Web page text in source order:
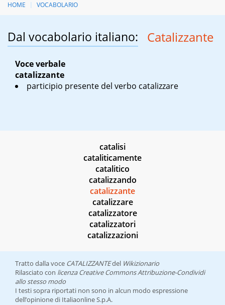
HOME VOCABOLARIO
Dal vocabolario italiano: Catalizzante
Voce verbale
catalizzante
participio presente del verbo catalizzare
catalisi
cataliticamente
catalitico
catalizzando
catalizzante
catalizzare
catalizzatore
catalizzatori
catalizzazioni
Tratto dalla voce CATALIZZANTEdel Wikizionario
Rilasciato con licenza Creative Commons Attribuzione-Condividi
allo stesso modo
I testi sopra riportati non sono in alcun modo espressione
dell’opinione di Italiaonline S.p.A.